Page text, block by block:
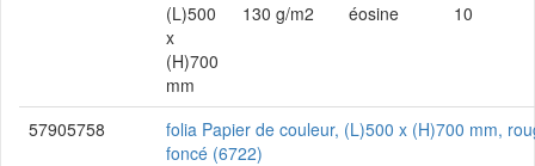
(L)500
x
(H)700
mm
130 g/m2 éosine 10
57905758
folia Papier de couleur, (L)500 x (H)700 mm,
foncé (6722)